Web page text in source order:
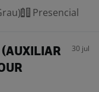
Presencial
(AUXILIAR
30 jul